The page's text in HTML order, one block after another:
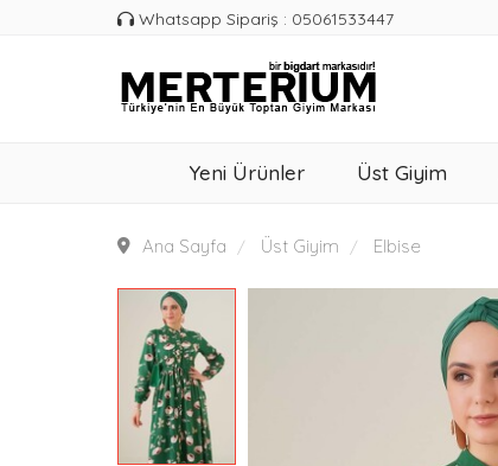
Whatsapp Sipariş : 05061533447
Yeni Ürünler Üst Giyim
Ana Sayfa Üst Giyim Elbise